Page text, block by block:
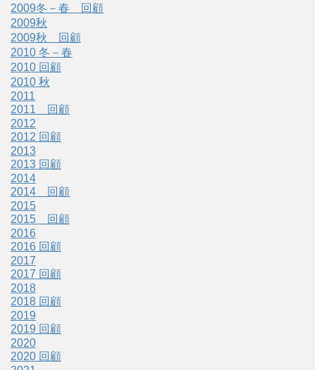
2009冬－春 回顧
2009秋
2009秋 回顧
2010 冬－春
2010 回顧
2010 秋
2011
2011 回顧
2012
2012 回顧
2013
2013 回顧
2014
2014 回顧
2015
2015 回顧
2016
2016 回顧
2017
2017 回顧
2018
2018 回顧
2019
2019 回顧
2020
2020 回顧